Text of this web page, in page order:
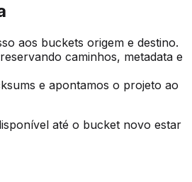
aos buckets origem e destino.
caminhos, metadata e
e apontamos o projeto ao
até o bucket novo estar